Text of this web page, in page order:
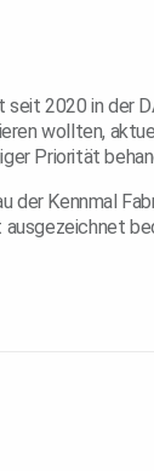
2020 in der
wollten,
Priorität
der Kennmal